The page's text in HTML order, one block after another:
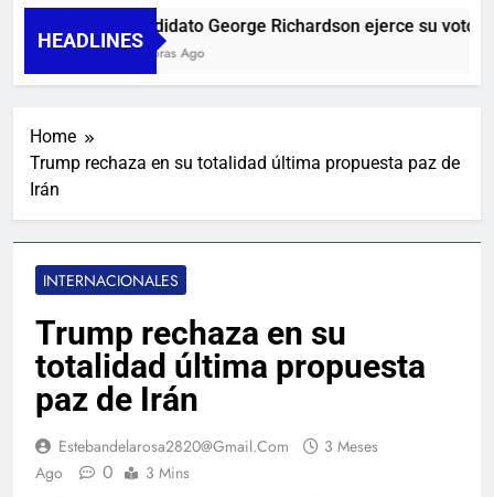
HEADLINES
Candidato George Richardson ejerce su voto y
13 Horas Ago
Home
Trump rechaza en su totalidad última propuesta paz de
Irán
INTERNACIONALES
Trump rechaza en su
totalidad última propuesta
paz de Irán
Estebandelarosa2820@gmail.com
3 Meses
Ago
0 3 Mins